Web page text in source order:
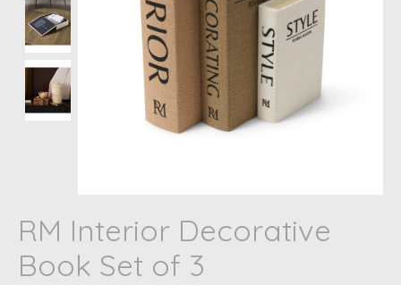
RM Interior Decorative
Book Set of 3